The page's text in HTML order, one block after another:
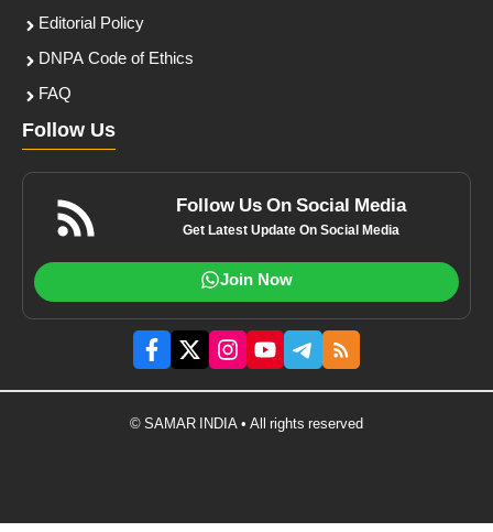
Editorial Policy
DNPA Code of Ethics
FAQ
Follow Us
Follow Us On Social Media
Get Latest Update On Social Media
Join Now
© SAMAR INDIA • All rights reserved